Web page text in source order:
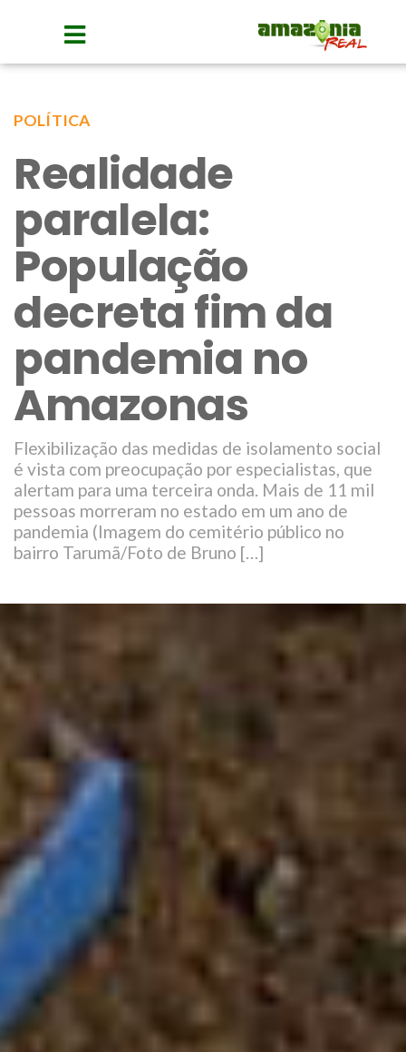
POLÍTICA
Realidade
paralela:
População
decreta fim da
pandemia no
Amazonas
Flexibilização das medidas de isolamento social
é vista com preocupação por especialistas, que
alertam para uma terceira onda. Mais de 11 mil
pessoas morreram no estado em um ano de
pandemia (Imagem do cemitério público no
bairro Tarumã/Foto de Bruno […]